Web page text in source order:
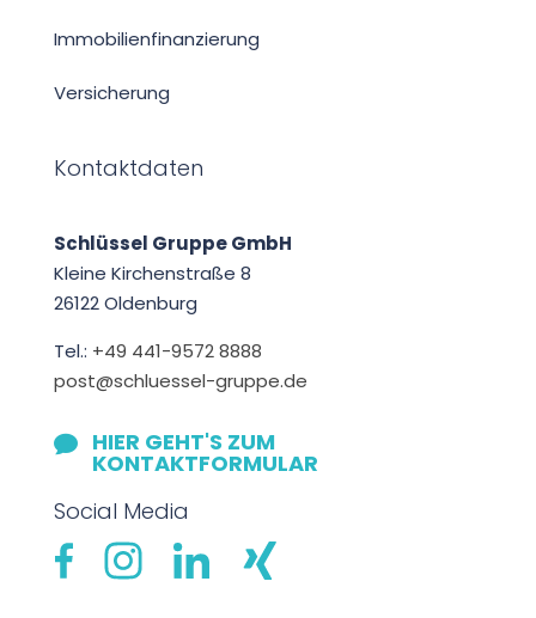
Immobilien­finanzierung
Versicherung
Kontaktdaten
Schlüssel Gruppe GmbH
Kleine Kirchenstraße 8
26122 Oldenburg
Tel.: +49 441-9572 8888
post@schluessel-gruppe.de
 HIER GEHT'S ZUM
KONTAKTFORMULAR
Social Media